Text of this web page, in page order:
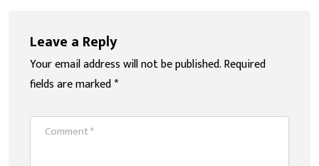
Leave a Reply
Your email address will not be published.Required
fields are marked*